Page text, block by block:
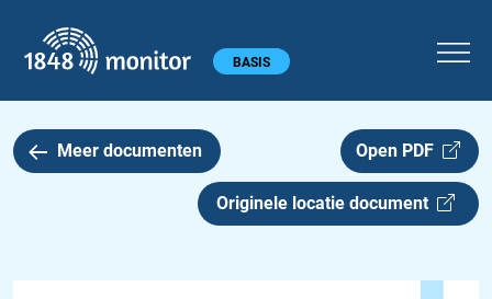
Hoofdmenu BASIS
Meer documenten Open PDF
Originele locatie document